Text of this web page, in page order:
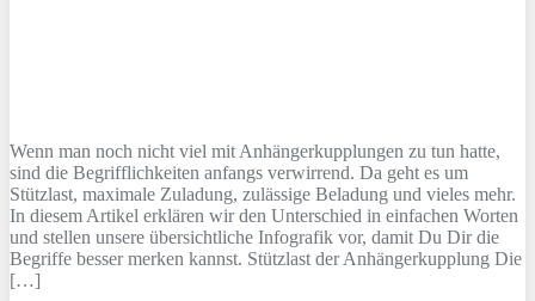
Wenn man noch nicht viel mit Anhängerkupplungen zu tun hatte,
sind die Begrifflichkeiten anfangs verwirrend. Da geht es um
Stützlast, maximale Zuladung, zulässige Beladung und vieles mehr.
In diesem Artikel erklären wir den Unterschied in einfachen Worten
und stellen unsere übersichtliche Infografik vor, damit Du Dir die
Begriffe besser merken kannst. Stützlast der Anhängerkupplung Die
[…]